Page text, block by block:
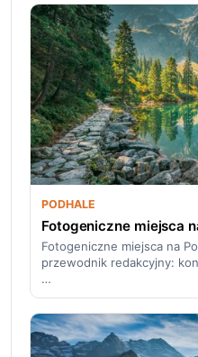
PODHALE
Fotogeniczne miejsca
Fotogeniczne miejsca na
przewodnik redakcyjny:
…